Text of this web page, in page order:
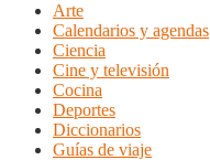
Arte
Calendarios y agendas
Ciencia
Cine y televisión
Cocina
Deportes
Diccionarios
Guías de viaje